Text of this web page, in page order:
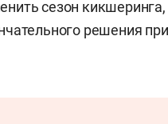
сезон кикшеринга,
решения